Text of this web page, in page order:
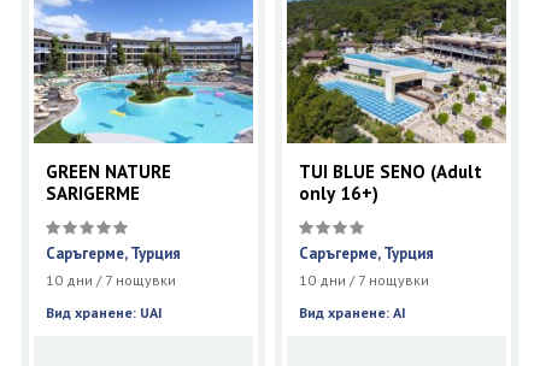
GREEN NATURE
SARIGERME
Саръгерме, Турция
10 дни / 7 нощувки
Вид хранене: UAI
TUI BLUE SENO (Adult
only 16+)
Саръгерме, Турция
10 дни / 7 нощувки
Вид хранене: AI